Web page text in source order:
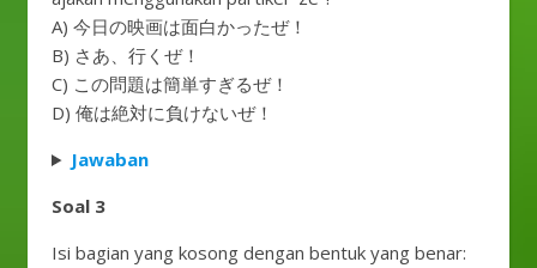
A) 今日の映画は面白かったぜ！
B) さあ、行くぜ！
C) この問題は簡単すぎるぜ！
D) 俺は絶対に負けないぜ！
Jawaban
Soal 3
Isi bagian yang kosong dengan bentuk yang benar: